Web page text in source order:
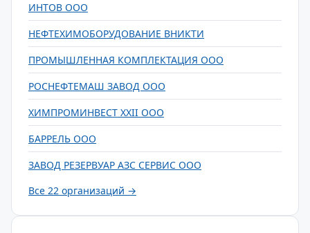
ИНТОВ ООО
НЕФТЕХИМОБОРУДОВАНИЕ ВНИКТИ
ПРОМЫШЛЕННАЯ КОМПЛЕКТАЦИЯ ООО
РОСНЕФТЕМАШ ЗАВОД ООО
ХИМПРОМИНВЕСТ XXII ООО
БАРРЕЛЬ ООО
ЗАВОД РЕЗЕРВУАР АЗС СЕРВИС ООО
Все 22 организаций →